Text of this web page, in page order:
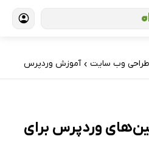
طراحی وب سایت › آموزش وردپرس
وردپرس برای